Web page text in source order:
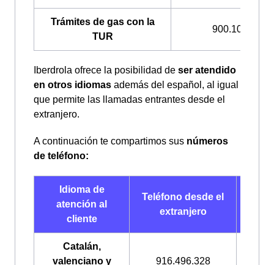
Trámites de gas con la
TUR
900.100.309
Iberdrola ofrece la posibilidad de ser atendido
en otros idiomas además del español, al igual
que permite las llamadas entrantes desde el
extranjero.
A continuación te compartimos sus números
de teléfono:
Idioma de
atención al
cliente
Teléfono desde el
extranjero
Catalán,
valenciano y
916.496.328